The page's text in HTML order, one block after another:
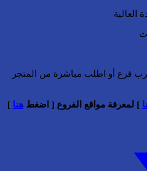
العالية
فرع أو اطلب مباشرة من المتجر
] لمعرفة مواقع الفروع [ اضغطهنا ]